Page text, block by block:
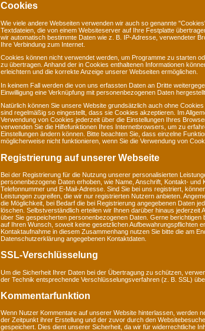
Cookies
Wie viele andere Webseiten verwenden wir auch so genannte
Textdateien, die von einem Websiteserver auf Ihre Festplatte
wir automatisch bestimmte Daten wie z. B. IP-Adresse, verwendeter
Ihre Verbindung zum Internet.
Cookies können nicht verwendet werden, um Programme zu starten
zu übertragen. Anhand der in Cookies enthaltenen Informationen
erleichtern und die korrekte Anzeige unserer Webseiten ermöglichen.
In keinem Fall werden die von uns erfassten Daten an Dritte
Einwilligung eine Verknüpfung mit personenbezogenen Daten hergestellt.
Natürlich können Sie unsere Website grundsätzlich auch ohne
sind regelmäßig so eingestellt, dass sie Cookies akzeptieren. Im
Verwendung von Cookies jederzeit über die Einstellungen Ihres
verwenden Sie die Hilfefunktionen Ihres Internetbrowsers, um zu
Einstellungen ändern können. Bitte beachten Sie, dass einzelne
möglicherweise nicht funktionieren, wenn Sie die Verwendung von
Registrierung auf unserer Webseite
Bei der Registrierung für die Nutzung unserer personalisierten
personenbezogene Daten erhoben, wie Name, Anschrift, Kontakt- und
Telefonnummer und E-Mail-Adresse. Sind Sie bei uns registriert,
Leistungen zugreifen, die wir nur registrierten Nutzern anbieten.
die Möglichkeit, bei Bedarf die bei Registrierung angegebenen Daten
löschen. Selbstverständlich erteilen wir Ihnen darüber hinaus jederzeit
über Sie gespeicherten personenbezogenen Daten. Gerne berichtigen
auf Ihren Wunsch, soweit keine gesetzlichen Aufbewahrungspflichten
Kontaktaufnahme in diesem Zusammenhang nutzen Sie bitte die am
Datenschutzerklärung angegebenen Kontaktdaten.
SSL-Verschlüsselung
Um die Sicherheit Ihrer Daten bei der Übertragung zu schützen,
der Technik entsprechende Verschlüsselungsverfahren (z. B. SSL)
Kommentarfunktion
Wenn Nutzer Kommentare auf unserer Website hinterlassen, werden
der Zeitpunkt ihrer Erstellung und der zuvor durch den
gespeichert. Dies dient unserer Sicherheit, da wir für widerrechtliche